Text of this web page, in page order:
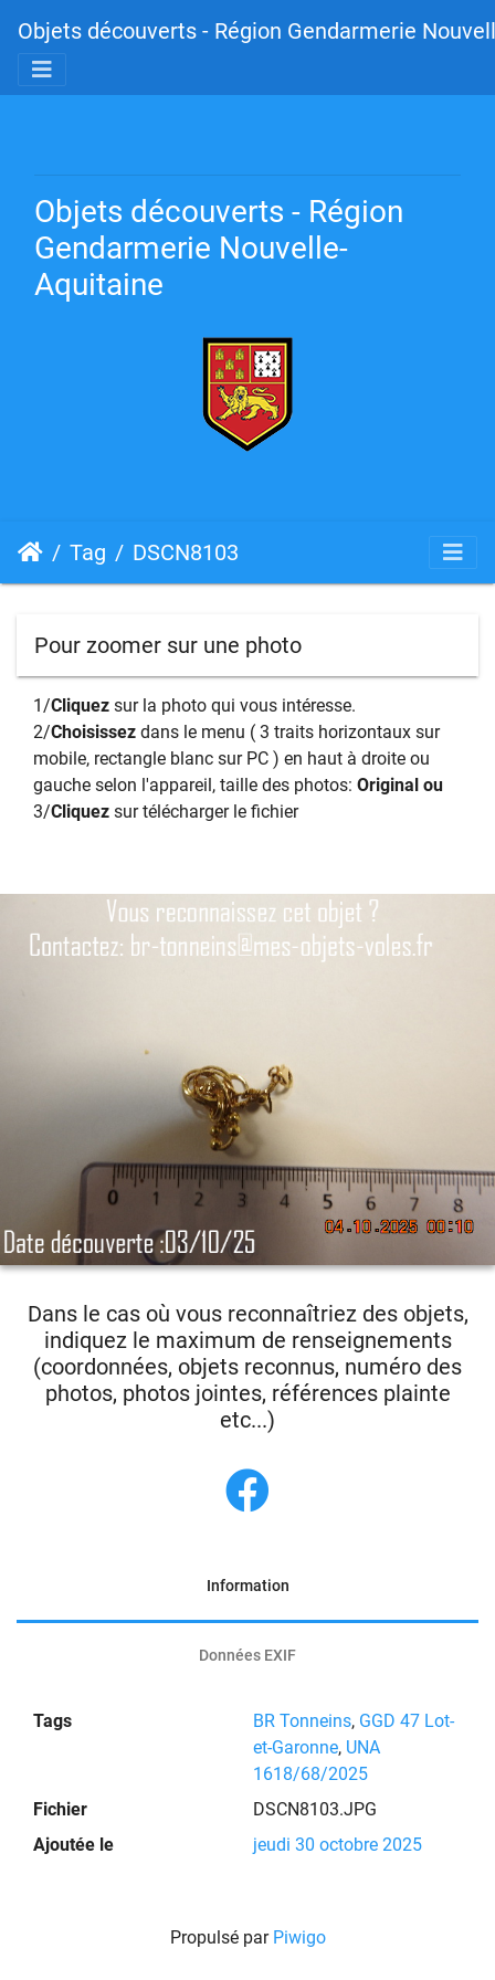
Objets découverts - Région Gendarmerie
Objets découverts - Région
Gendarmerie Nouvelle-
Aquitaine
Tag DSCN8103
Pour zoomer sur une photo
1/Cliquez sur la photo qui vous intéresse.
2/Choisissez dans le menu ( 3 traits horizontaux sur
mobile, rectangle blanc sur PC ) en haut à droite ou
gauche selon l'appareil, taille des photos: Original ou
3/Cliquez sur télécharger le fichier
Dans le cas où vous reconnaîtriez des objets,
indiquez le maximum de renseignements
(coordonnées, objets reconnus, numéro des
photos, photos jointes, références plainte
etc...)
Information
Données EXIF
Tags BR Tonneins, GGD 47 Lot-
et-Garonne, UNA
1618/68/2025
Fichier
DSCN8103.JPG
Ajoutée le
jeudi 30 octobre 2025
Propulsé par Piwigo